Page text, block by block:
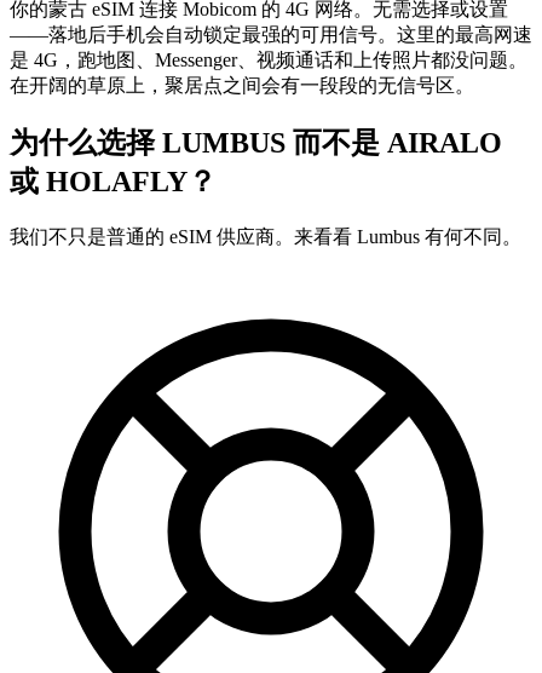
你的蒙古 eSIM 连接 Mobicom 的 4G 网络。无需选择或设置
——落地后手机会自动锁定最强的可用信号。这里的最高网速
是 4G，跑地图、Messenger、视频通话和上传照片都没问题。
在开阔的草原上，聚居点之间会有一段段的无信号区。
为什么选择 LUMBUS 而不是 AIRALO
或 HOLAFLY？
我们不只是普通的 eSIM 供应商。来看看 Lumbus 有何不同。